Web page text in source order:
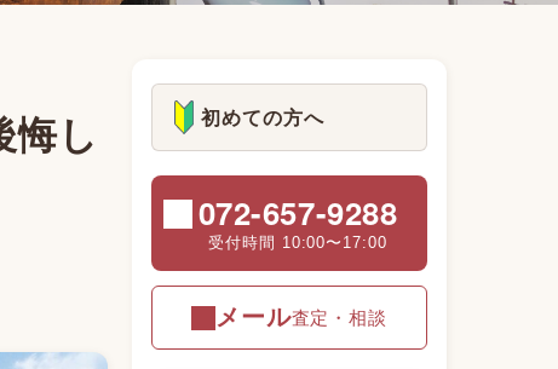
悔し
初めての方へ
072-657-9288
受付時間 10:00〜17:00
メール査定・相談